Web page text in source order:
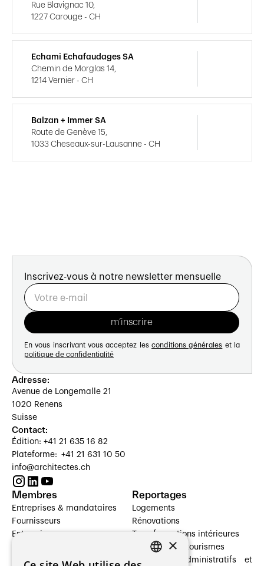
Rue Blavignac 10,
1227 Carouge - CH
Echami Echafaudages SA
Chemin de Morglas 14,
1214 Vernier - CH
Balzan + Immer SA
Route de Genève 15,
1033 Cheseaux-sur-Lausanne - CH
Inscrivez-vous à notre newsletter mensuelle
En vous inscrivant vous acceptez les conditions générales et la
politique de confidentialité
Adresse:
Avenue de Longemalle 21
1020 Renens
Suisse
Contact:
Édition: +41 21 635 16 82
Plateforme: +41 21 631 10 50
info@architectes.ch
Membres
Entreprises & mandataires
Fournisseurs
Entreprises
Architectes paysagistes
Reportages
Logements
Rénovations
Transformations intérieures
Hôtelleries et tourismes
Bâtiments administratifs et
×